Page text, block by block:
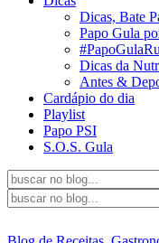
Dicas, Bate
Papo Gula
Dicas da
Antes &
Cardápio do dia
Playlist
Papo PSI
S.O.S. Gula